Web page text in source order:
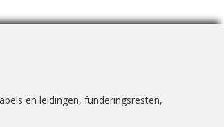
en leidingen, funderingsresten,